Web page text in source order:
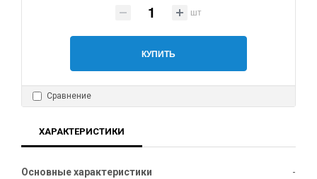
шт
КУПИТЬ
Сравнение
ХАРАКТЕРИСТИКИ
Основные характеристики -